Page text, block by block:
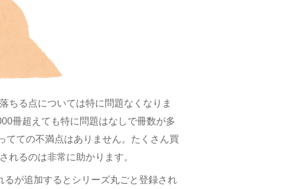
ちる点については特に問題なくなりま
冊超えても特に問題はなしで冊数が多
てての不満点はありません。たくさん買
れるのは非常に助かります。
が追加するとシリーズ丸ごと登録され